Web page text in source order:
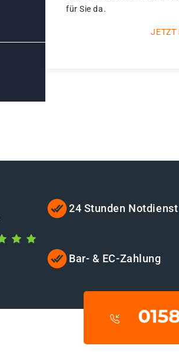
für Sie da.
JETZT
24 Stunden Notdienst
Bar- & EC-Zahlung